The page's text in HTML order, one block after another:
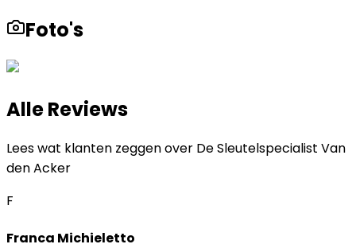
Foto's
Alle Reviews
Lees wat klanten zeggen over De Sleutelspecialist Van
den Acker
F
Franca Michieletto